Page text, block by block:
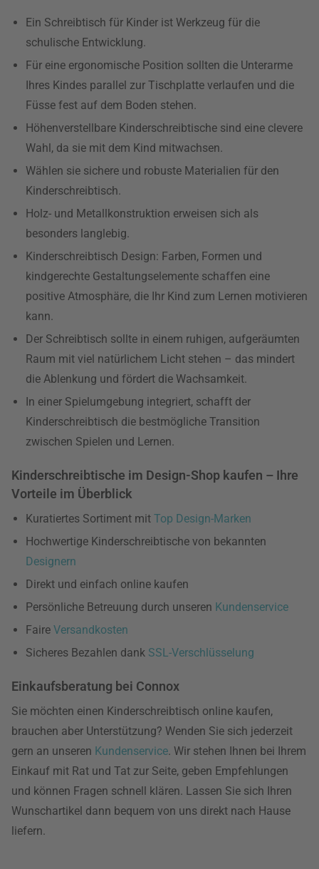
Ein Schreibtisch für Kinder ist Werkzeug für die
schulische Entwicklung.
Für eine ergonomische Position sollten die Unterarme
Ihres Kindes parallel zur Tischplatte verlaufen und die
Füsse fest auf dem Boden stehen.
Höhenverstellbare Kinderschreibtische sind eine clevere
Wahl, da sie mit dem Kind mitwachsen.
Wählen sie sichere und robuste Materialien für den
Kinderschreibtisch.
Holz- und Metallkonstruktion erweisen sich als
besonders langlebig.
Kinderschreibtisch Design: Farben, Formen und
kindgerechte Gestaltungselemente schaffen eine
positive Atmosphäre, die Ihr Kind zum Lernen motivieren
kann.
Der Schreibtisch sollte in einem ruhigen, aufgeräumten
Raum mit viel natürlichem Licht stehen – das mindert
die Ablenkung und fördert die Wachsamkeit.
In einer Spielumgebung integriert, schafft der
Kinderschreibtisch die bestmögliche Transition
zwischen Spielen und Lernen.
Kinderschreibtische im Design-Shop kaufen – Ihre
Vorteile im Überblick
Kuratiertes Sortiment mit Top Design-Marken
Hochwertige Kinderschreibtische von bekannten
Designern
Direkt und einfach online kaufen
Persönliche Betreuung durch unseren Kundenservice
Faire Versandkosten
Sicheres Bezahlen dank SSL-Verschlüsselung
Einkaufsberatung bei Connox
Sie möchten einen Kinderschreibtisch online kaufen,
brauchen aber Unterstützung? Wenden Sie sich jederzeit
gern an unseren Kundenservice. Wir stehen Ihnen bei Ihrem
Einkauf mit Rat und Tat zur Seite, geben Empfehlungen
und können Fragen schnell klären. Lassen Sie sich Ihren
Wunschartikel dann bequem von uns direkt nach Hause
liefern.